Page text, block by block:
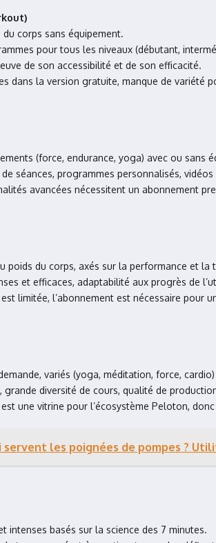
corps sans équipement.
pour tous les niveaux (débutant,
de son accessibilité et de son efficacité.
dans la version gratuite, manque de variété
(force, endurance, yoga) avec ou sans
séances, programmes personnalisés,
avancées nécessitent un abonnement
poids du corps, axés sur la performance et la
et efficaces, adaptabilité aux progrès de
limitée, l’abonnement est nécessaire pour
variés (yoga, méditation, force,
diversité de cours, qualité de
une vitrine pour l’écosystème Peloton,
servent les poignées de pompes ?
intenses basés sur la science des 7 minutes.